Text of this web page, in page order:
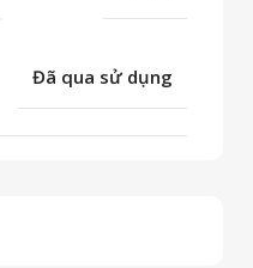
Đã qua sử dụng